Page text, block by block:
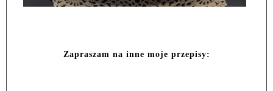
Zapraszam na inne moje przepisy: